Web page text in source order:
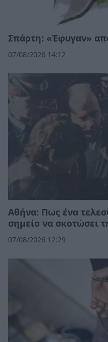
Σπάρτη: «Έφυγαν»
07/08/2026 14:12
Αθήνα: Πως ένα
σημείο να σκοτώσει
07/08/2026 12:29